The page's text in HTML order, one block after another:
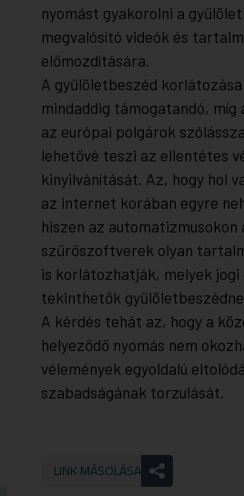
nyomást gyakorolni a
megvalósító videók és
előmozdítására.
A gyűlöletbeszéd
mindaddig támogatandó,
az európai polgárok
lehetővé teszi az ellentétes
kinyilvánítását. Az, hogy hol
az internet korában egyre
hiszen az automatizmusokon
szűrőszoftverek olyan
is korlátozhatják, melyek
tekinthetők
A kérdés tehát az, hogy a
helyeződő nyomás nem
vélemények egyoldalú
szabadságának torzulását.
LINK MÁSOLÁSA